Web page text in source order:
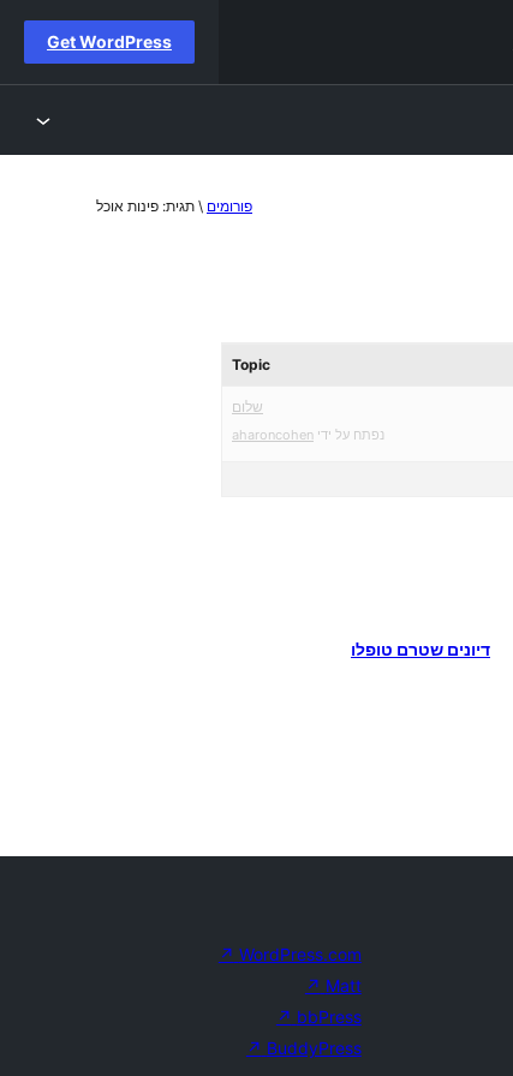
Get WordPress
פורומים \ תגית: פינות אוכל
Topic
שלום
נפתח על ידי aharoncohen
דיונים שטרם טופלו
WordPress.com
↗
Matt
↗
bbPress
↗
BuddyPress
↗